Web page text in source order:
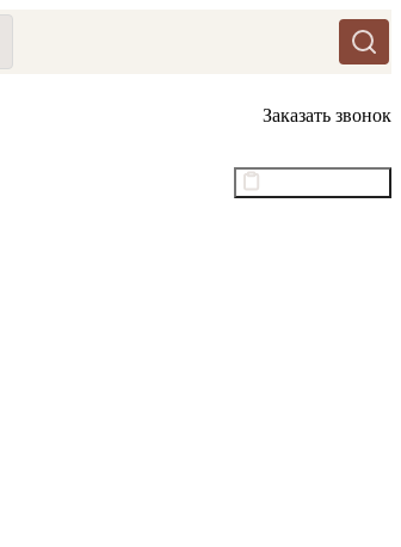
Заказать звонок